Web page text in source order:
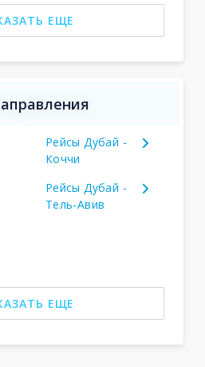
ЕЩЕ
Рейсы Дубай -
Коччи
Рейсы Дубай -
Тель-Авив
ЕЩЕ